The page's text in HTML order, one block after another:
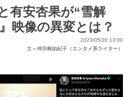
有安杏果が“雪解
映像の異変とは？
2023/05/20 13:00
文＝仲宗根由紀子（エンタメ系ライター）